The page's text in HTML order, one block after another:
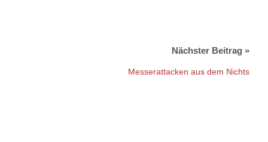
Messerattacken aus dem Nichts